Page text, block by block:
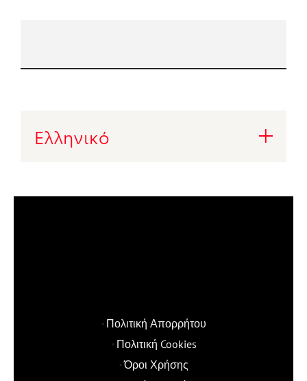
Ελληνικό
Πολιτική Απορρήτου
Πολιτική Cookies
Όροι Χρήσης